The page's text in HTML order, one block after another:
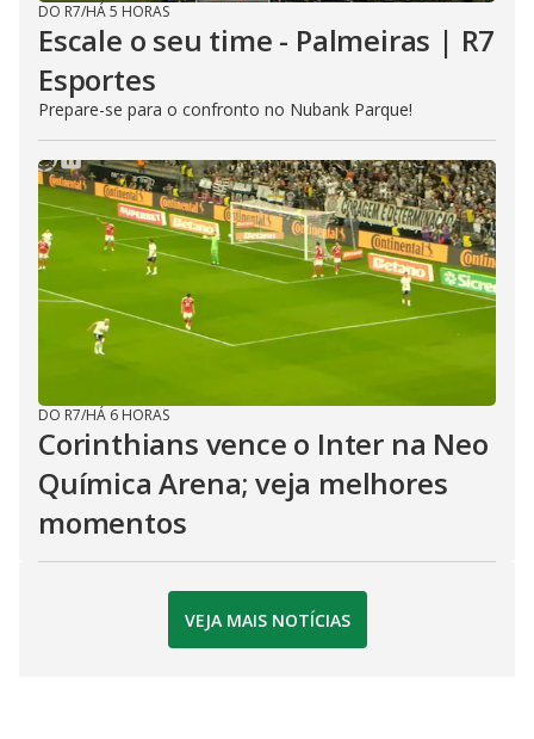
DO R7/HÁ 5 HORAS
Escale o seu time - Palmeiras | R7
Esportes
Prepare-se para o confronto no Nubank Parque!
DO R7/HÁ 6 HORAS
Corinthians vence o Inter na Neo
Química Arena; veja melhores
momentos
VEJA MAIS NOTÍCIAS